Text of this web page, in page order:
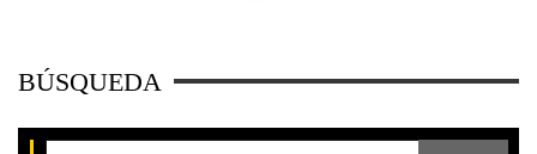
BÚSQUEDA